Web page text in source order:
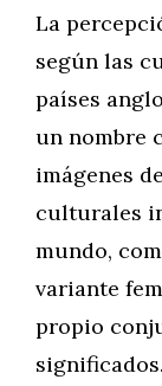
La
según las
países
un nombre
imágenes
culturales
mundo,
variante
propio
significados.